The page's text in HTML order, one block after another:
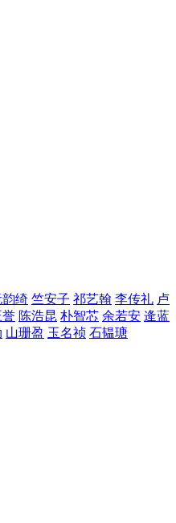
韵绮 竺安子 祁艺翰 李传礼 卢
誉 陈浩昆 朴智芯 余若安 逄蓝
山珊盈 玉名祯 石韫瑭